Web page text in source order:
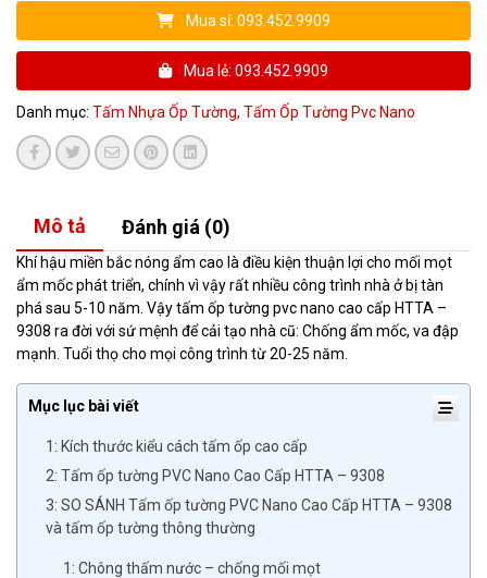
Mua sỉ: 093.452.9909
Mua lẻ: 093.452.9909
Danh mục: Tấm Nhựa Ốp Tường, Tấm Ốp Tường Pvc Nano
Mô tả Đánh giá (0)
Khí hậu miền bắc nóng ẩm cao là điều kiện thuận lợi cho mối mọt
ẩm mốc phát triển, chính vì vậy rất nhiều công trình nhà ở bị tàn
phá sau 5-10 năm. Vậy tấm ốp tường pvc nano cao cấp HTTA –
9308 ra đời với sứ mệnh để cải tạo nhà cũ: Chống ẩm mốc, va đập
mạnh. Tuổi thọ cho mọi công trình từ 20-25 năm.
Mục lục bài viết
1: Kích thước kiểu cách tấm ốp cao cấp
2: Tấm ốp tường PVC Nano Cao Cấp HTTA – 9308
3: SO SÁNH Tấm ốp tường PVC Nano Cao Cấp HTTA – 9308
và tấm ốp tường thông thường
1: Chông thấm nước – chống mối mọt